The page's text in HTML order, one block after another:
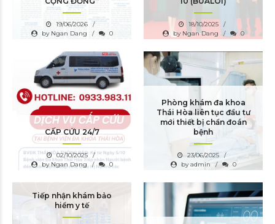
19/06/2026
by Ngan Dang
0
18/10/2025
by Ngan Dang
0
CẤP CỨU 24/7
02/10/2025
by Ngan Dang
0
Phòng khám đa khoa
Thái Hòa liên tục đầu tư
mới thiết bị chẩn đoán
bệnh
23/06/2025
by admin
0
Tiếp nhận khám bảo
hiểm y tế